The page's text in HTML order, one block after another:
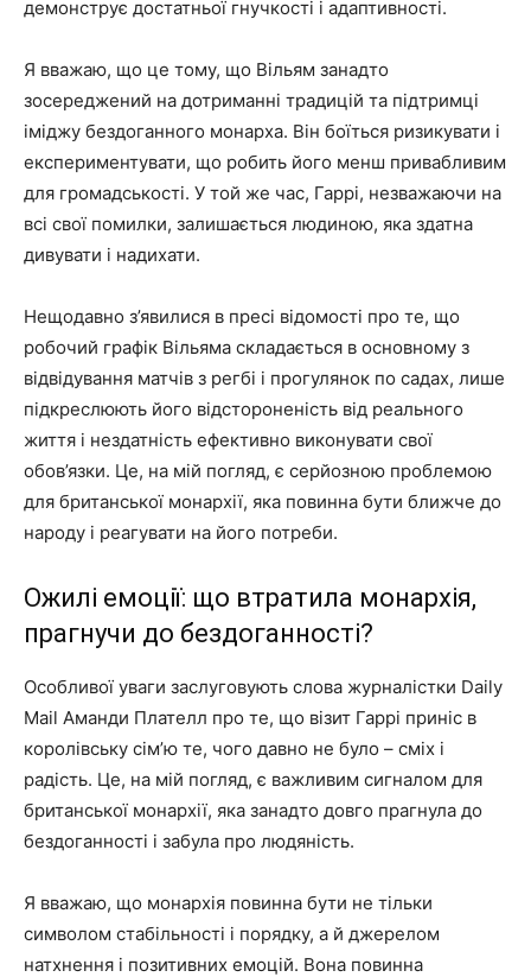
демонструє достатньої гнучкості і адаптивності.
Я вважаю, що це тому, що Вільям занадто
зосереджений на дотриманні традицій та підтримці
іміджу бездоганного монарха. Він боїться ризикувати і
експериментувати, що робить його менш привабливим
для громадськості. У той же час, Гаррі, незважаючи на
всі свої помилки, залишається людиною, яка здатна
дивувати і надихати.
Нещодавно з’явилися в пресі відомості про те, що
робочий графік Вільяма складається в основному з
відвідування матчів з регбі і прогулянок по садах, лише
підкреслюють його відстороненість від реального
життя і нездатність ефективно виконувати свої
обов’язки. Це, на мій погляд, є серйозною проблемою
для британської монархії, яка повинна бути ближче до
народу і реагувати на його потреби.
Ожилі емоції: що втратила монархія,
прагнучи до бездоганності?
Особливої уваги заслуговують слова журналістки Daily
Mail Аманди Плателл про те, що візит Гаррі приніс в
королівську сім’ю те, чого давно не було – сміх і
радість. Це, на мій погляд, є важливим сигналом для
британської монархії, яка занадто довго прагнула до
бездоганності і забула про людяність.
Я вважаю, що монархія повинна бути не тільки
символом стабільності і порядку, а й джерелом
натхнення і позитивних емоцій. Вона повинна